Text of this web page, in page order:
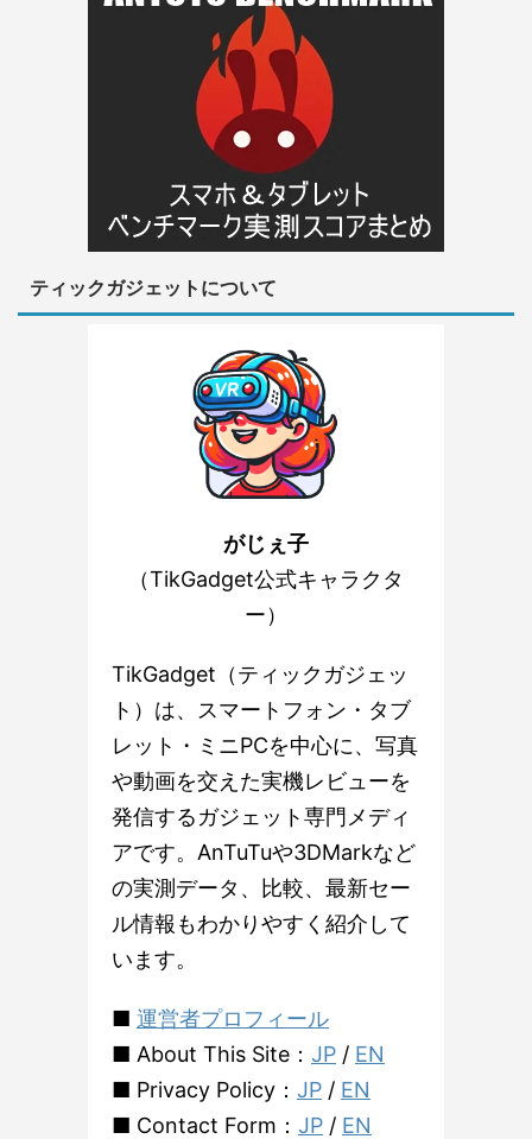
ティックガジェットについて
がじぇ子
（TikGadget公式キャラクタ
ー）
TikGadget（ティックガジェッ
ト）は、スマートフォン・タブ
レット・ミニPCを中心に、写真
や動画を交えた実機レビューを
発信するガジェット専門メディ
アです。AnTuTuや3DMarkなど
の実測データ、比較、最新セー
ル情報もわかりやすく紹介して
います。
■ 運営者プロフィール
■ About This Site： JP / EN
■ Privacy Policy： JP / EN
■ Contact Form： JP / EN